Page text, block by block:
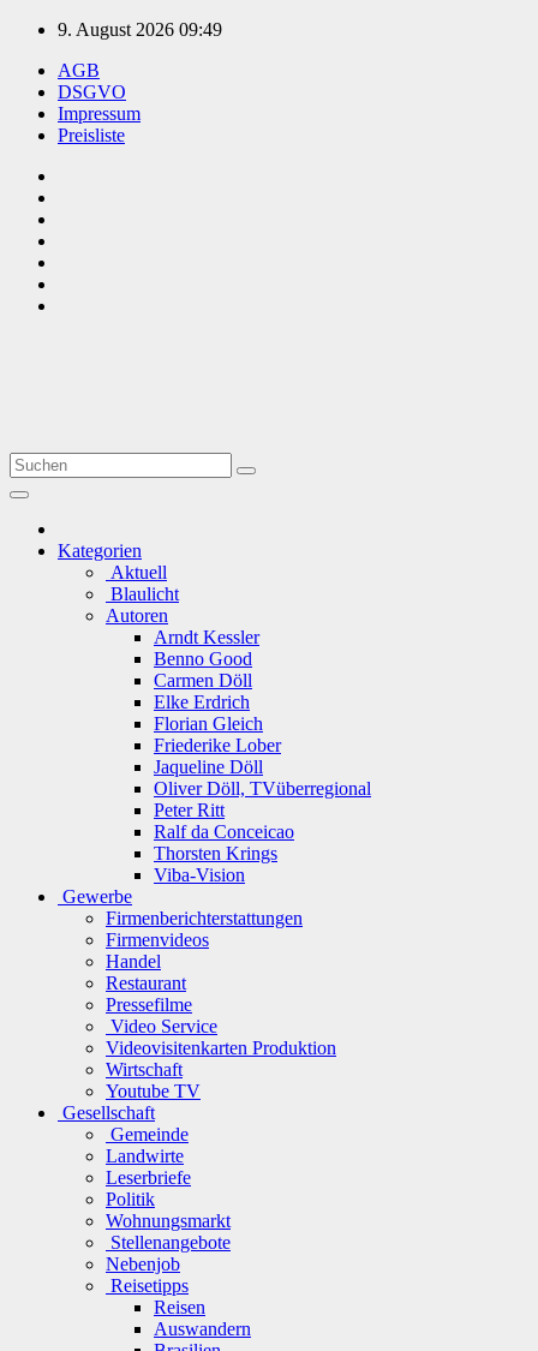
Zum
springen
9. August 2026 09:49
AGB
DSGVO
Impressum
Preisliste
Kategorien
Aktuell
Blaulicht
Autoren
Arndt Kessler
Benno Good
Carmen Döll
Elke Erdrich
Florian Gleich
Friederike Lober
Jaqueline Döll
Oliver Döll, TVüberregional
Peter Ritt
Ralf da Conceicao
Thorsten Krings
Viba-Vision
Gewerbe
Firmenberichterstattungen
Firmenvideos
Handel
Restaurant
Pressefilme
Video Service
Videovisitenkarten Produktion
Wirtschaft
Youtube TV
Gesellschaft
Gemeinde
Landwirte
Leserbriefe
Politik
Wohnungsmarkt
Stellenangebote
Nebenjob
Reisetipps
Reisen
Auswandern